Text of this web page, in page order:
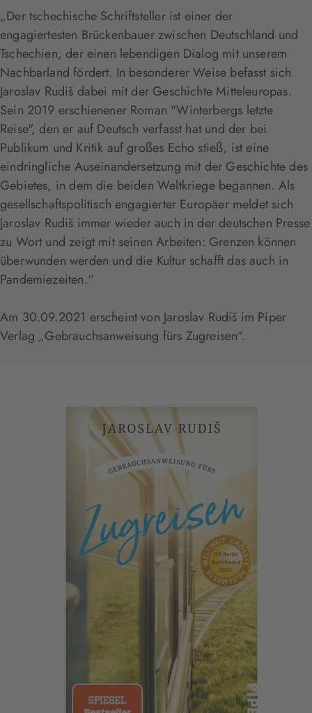
„Der tschechische Schriftsteller ist einer der
engagiertesten Brückenbauer zwischen Deutschland und
Tschechien, der einen lebendigen Dialog mit unserem
Nachbarland fördert. In besonderer Weise befasst sich
Jaroslav Rudiš dabei mit der Geschichte Mitteleuropas.
Sein 2019 erschienener Roman "Winterbergs letzte
Reise", den er auf Deutsch verfasst hat und der bei
Publikum und Kritik auf großes Echo stieß, ist eine
eindringliche Auseinandersetzung mit der Geschichte des
Gebietes, in dem die beiden Weltkriege begannen. Als
gesellschaftspolitisch engagierter Europäer meldet sich
Jaroslav Rudiš immer wieder auch in der deutschen Presse
zu Wort und zeigt mit seinen Arbeiten: Grenzen können
überwunden werden und die Kultur schafft das auch in
Pandemiezeiten.“
Am 30.09.2021 erscheint von Jaroslav Rudiš im Piper
Verlag „Gebrauchsanweisung fürs Zugreisen“.